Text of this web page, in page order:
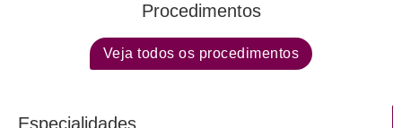
Procedimentos
Veja todos os procedimentos
Especialidades